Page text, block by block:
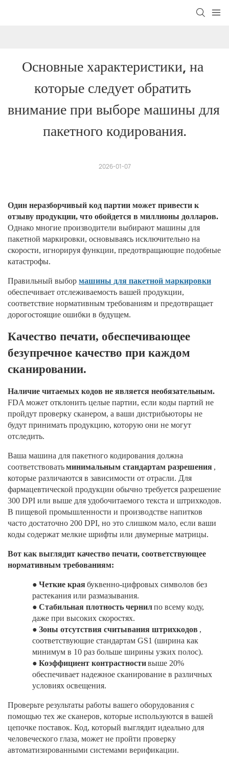
Основные характеристики, на
которые следует обратить
внимание при выборе машины для
пакетного кодирования.
2026-01-07
Один неразборчивый код партии может привести к
отзыву продукции, что обойдется в миллионы долларов.
Однако многие производители выбирают машины для
пакетной маркировки, основываясь исключительно на
скорости, игнорируя функции, предотвращающие подобные
катастрофы.
Правильный выбор машины для пакетной маркировки
обеспечивает отслеживаемость вашей продукции,
соответствие нормативным требованиям и предотвращает
дорогостоящие ошибки в будущем.
Качество печати, обеспечивающее
безупречное качество при каждом
сканировании.
Наличие читаемых кодов не является необязательным.
FDA может отклонить целые партии, если коды партий не
пройдут проверку сканером, а ваши дистрибьюторы не
будут принимать продукцию, которую они не могут
отследить.
Ваша машина для пакетного кодирования должна
соответствоватьминимальным стандартам разрешения ,
которые различаются в зависимости от отрасли. Для
фармацевтической продукции обычно требуется разрешение
300 DPI или выше для удобочитаемого текста и штрихкодов.
В пищевой промышленности и производстве напитков
часто достаточно 200 DPI, но это слишком мало, если ваши
коды содержат мелкие шрифты или двумерные матрицы.
Вот как выглядит качество печати, соответствующее
нормативным требованиям:
● Четкие краябуквенно-цифровых символов без
растекания или размазывания.
● Стабильная плотность чернилпо всему коду,
даже при высоких скоростях.
● Зоны отсутствия считывания штрихкодов ,
соответствующие стандартам GS1 (ширина как
минимум в 10 раз больше ширины узких полос).
● Коэффициент контрастностивыше 20%
обеспечивает надежное сканирование в различных
условиях освещения.
Проверьте результаты работы вашего оборудования с
помощью тех же сканеров, которые используются в вашей
цепочке поставок. Код, который выглядит идеально для
человеческого глаза, может не пройти проверку
автоматизированными системами верификации.